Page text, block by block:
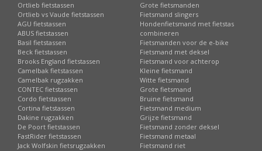
Ortlieb fietstassen
Ortlieb vs Vaude fietstassen
AGU fietstassen
ABUS fietstassen
Basil fietstassen
Beck fietstassen
Brooks England fietstassen
Camelbak fietstassen
Camelbak rugzakken
CONTEC fietstassen
Cordo fietstassen
Cortina fietstassen
Dakine rugzakken
De Poort fietstassen
FastRider fietstassen
Jack Wolfskin fietsrugzakken
Grote fietsmanden
Fietsmand slingers
Hondenfietsmand met fietstas
combineren
Fietsmanden voor de e-bike
Fietsmand met deksel
Fietsmand voor achterop
Kleine fietsmand
Witte fietsmand
Grote fietsmand
Bruine fietsmand
Fietsmand medium
Grijze fietsmand
Fietsmand zonder deksel
Fietsmand metaal
Fietsmand riet